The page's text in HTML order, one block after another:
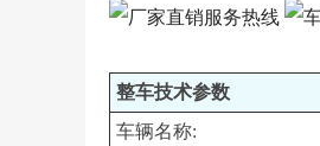
整车技术参数
车辆名称: